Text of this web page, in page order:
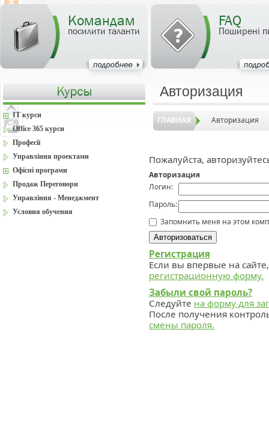
Командам
посилити таланти
FAQ
Поширені
Авторизация
ГЛАВНАЯ Авторизация
Пожалуйста,
Авторизация
Логин:
Пароль:
Запомнить меня на этом
Регистрация
Если вы впервые на
регистрационную форму.
Забыли свой пароль?
Следуйте на форму для
После получения
смены пароля.
IT курси
Office 365 курси
Професії
Управління проектами
Офісні програми
Продаж Переговори
Управління - Менеджмент
Условия обучения